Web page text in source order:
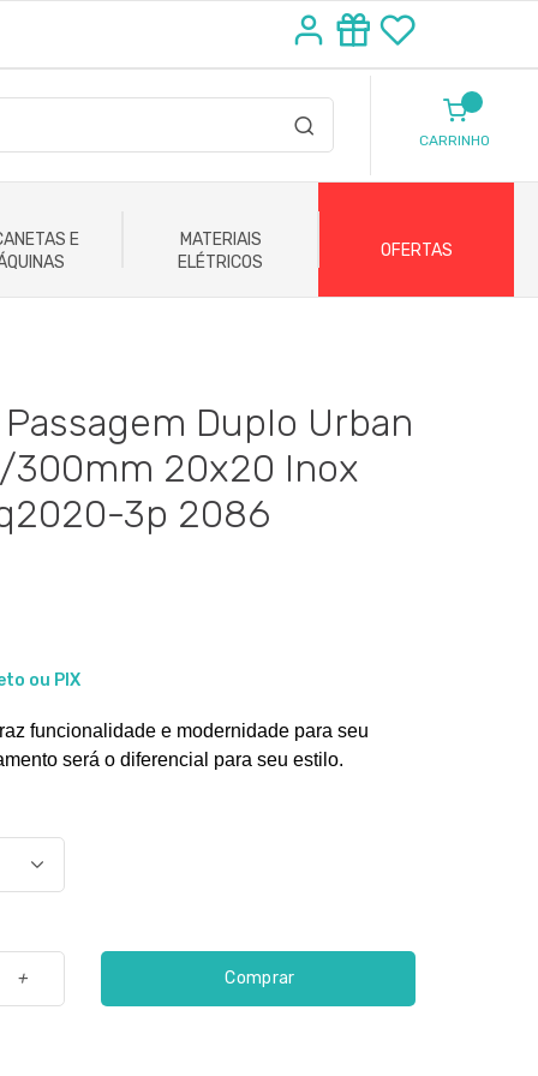
CARRINHO
E
MATERIAIS
ELÉTRICOS
OFERTAS
Duplo Urban
300mm 20x20 Inox
3p 2086
ou PIX
funcionalidade e modernidade para seu
será o diferencial para seu estilo.
+ Comprar